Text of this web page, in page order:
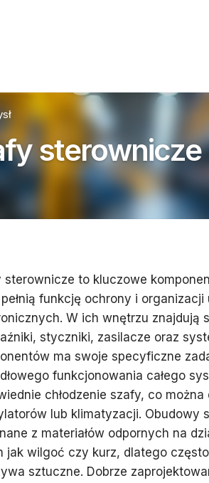
sterownicze
sterownicze to kluczowe
funkcję ochrony i
W ich wnętrzu znajdują
styczniki, zasilacze oraz
ma swoje specyficzne
funkcjonowania całego
chłodzenie szafy, co
lub klimatyzacji. Obudowy
z materiałów odpornych na
jak wilgoć czy kurz, dlatego
sztuczne. Dobrze